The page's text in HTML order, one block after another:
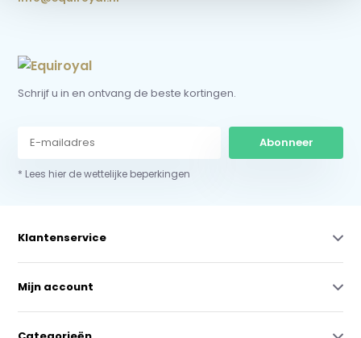
Schrijf u in en ontvang de beste kortingen.
Abonneer
* Lees hier de wettelijke beperkingen
Klantenservice
Mijn account